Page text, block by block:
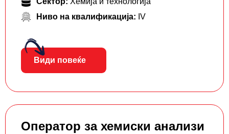
Ниво на квалификација: IV
Види повеќе
Оператор за хемиски анализи